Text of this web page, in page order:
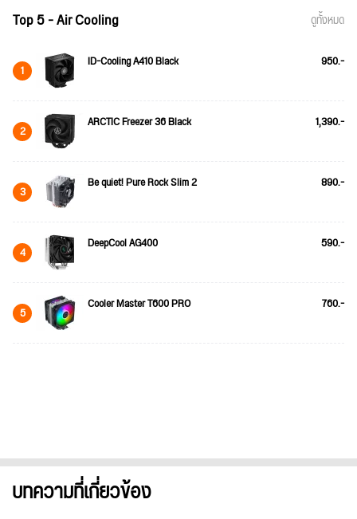
Top 5 - Air Cooling ดูทั้งหมด
1 ID-Cooling A410 Black 950.-
2 ARCTIC Freezer 36 Black 1,390.-
3 Be quiet! Pure Rock Slim 2 890.-
4 DeepCool AG400 590.-
5 Cooler Master T600 PRO 760.-
บทความที่เกี่ยวข้อง